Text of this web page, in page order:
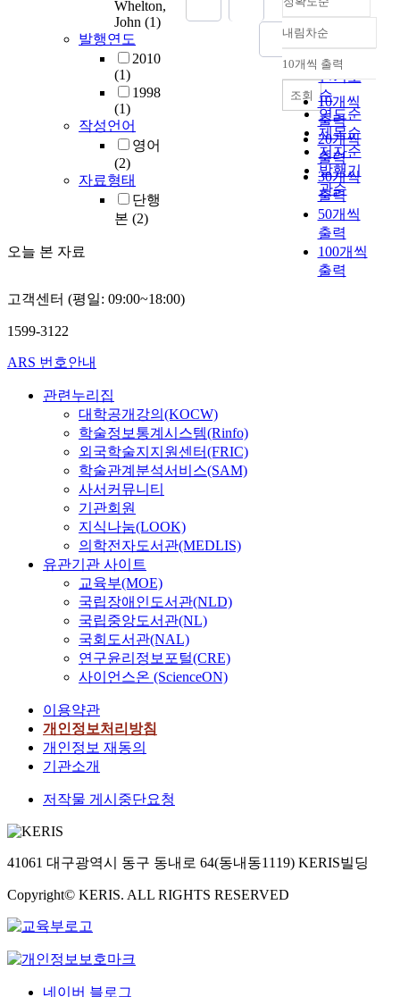
Whelton,
John (1)
발행연도
2010
(1)
1998
(1)
작성언어
영어
(2)
자료형태
단행
본 (2)
오늘 본 자료
정확도
순
인기도
순
연도순
제목순
저자순
발행기
관순
내림차순
내림차순
10개씩 출력
10개씩
출력
20개씩
출력
30개씩
출력
50개씩
출력
100개씩
출력
조회
고객센터 (평일: 09:00~18:00)
1599-3122
ARS 번호안내
관련누리집
대학공개강의(KOCW)
학술정보통계시스템(Rinfo)
외국학술지지원센터(FRIC)
학술관계분석서비스(SAM)
사서커뮤니티
기관회원
지식나눔(LOOK)
의학전자도서관(MEDLIS)
유관기관 사이트
교육부(MOE)
국립장애인도서관(NLD)
국립중앙도서관(NL)
국회도서관(NAL)
연구윤리정보포털(CRE)
사이언스온 (ScienceON)
이용약관
개인정보처리방침
개인정보 재동의
기관소개
저작물 게시중단요청
41061 대구광역시 동구 동내로 64(동내동1119) KERIS빌딩
Copyright© KERIS. ALL RIGHTS RESERVED
네이버 블로그